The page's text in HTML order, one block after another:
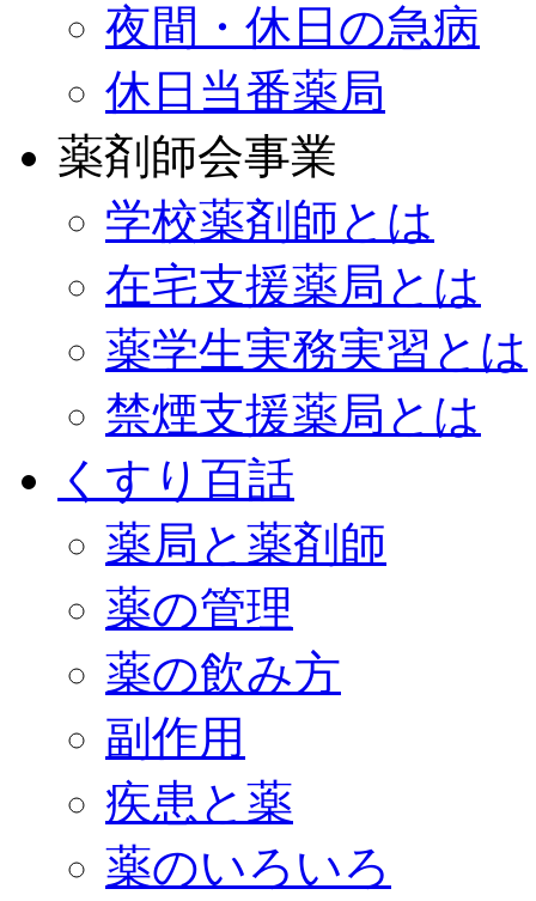
夜間・休日の急病
休日当番薬局
薬剤師会事業
学校薬剤師とは
在宅支援薬局とは
薬学生実務実習とは
禁煙支援薬局とは
くすり百話
薬局と薬剤師
薬の管理
薬の飲み方
副作用
疾患と薬
薬のいろいろ